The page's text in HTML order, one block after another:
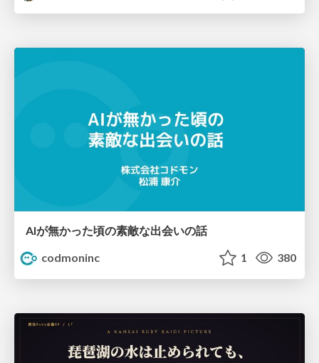
AIが無かった頃の素敵な出会いの話
codmoninc
1 380